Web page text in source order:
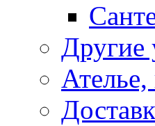
Другие